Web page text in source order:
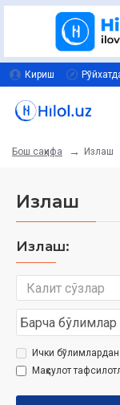
Кириш
Бош саҳифа Излаш
Излаш
Излаш:
Ички бўлимлардан
Маҳсулот